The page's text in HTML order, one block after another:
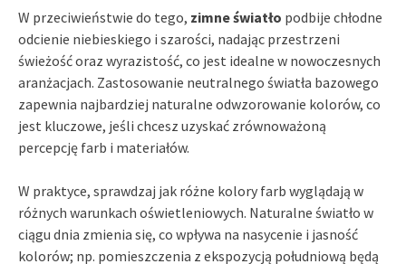
W przeciwieństwie do tego, zimne światło podbije chłodne
odcienie niebieskiego i szarości, nadając przestrzeni
świeżość oraz wyrazistość, co jest idealne w nowoczesnych
aranżacjach. Zastosowanie neutralnego światła bazowego
zapewnia najbardziej naturalne odwzorowanie kolorów, co
jest kluczowe, jeśli chcesz uzyskać zrównoważoną
percepcję farb i materiałów.
W praktyce, sprawdzaj jak różne kolory farb wyglądają w
różnych warunkach oświetleniowych. Naturalne światło w
ciągu dnia zmienia się, co wpływa na nasycenie i jasność
kolorów; np. pomieszczenia z ekspozycją południową będą